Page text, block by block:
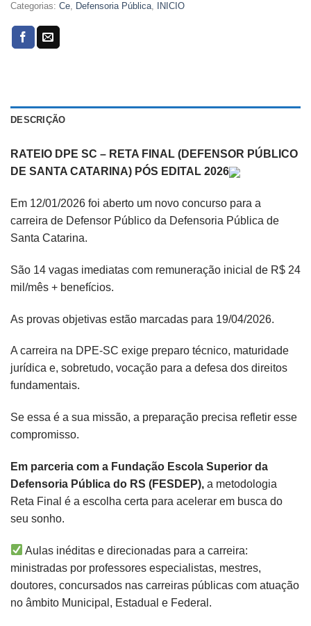
Categorias: Ce, Defensoria Pública, INICIO
DESCRIÇÃO
RATEIO DPE SC – RETA FINAL (DEFENSOR PÚBLICO
DE SANTA CATARINA) PÓS EDITAL 2026
Em 12/01/2026 foi aberto um novo concurso para a
carreira de Defensor Público da Defensoria Pública de
Santa Catarina.
São 14 vagas imediatas com remuneração inicial de R$ 24
mil/mês + benefícios.
As provas objetivas estão marcadas para 19/04/2026.
A carreira na DPE-SC exige preparo técnico, maturidade
jurídica e, sobretudo, vocação para a defesa dos direitos
fundamentais.
Se essa é a sua missão, a preparação precisa refletir esse
compromisso.
Em parceria com a Fundação Escola Superior da
Defensoria Pública do RS (FESDEP), a metodologia
Reta Final é a escolha certa para acelerar em busca do
seu sonho.
Aulas inéditas e direcionadas para a carreira:
ministradas por professores especialistas, mestres,
doutores, concursados nas carreiras públicas com atuação
no âmbito Municipal, Estadual e Federal.